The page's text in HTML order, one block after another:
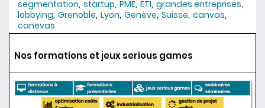
segmentation startup PME ETI grandes entreprises
lobbying Grenoble Lyon Genève Suisse canvas
canevas
Nos formations et jeux serious games